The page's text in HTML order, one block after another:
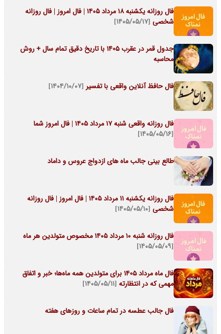
فال روزانه یکشنبه ۱۸ مرداد ۱۴۰۵ | فال امروز | فال روزانه
شخصی [۱۴۰۵/۰۵/۱۷]
جدول قمر در عقرب 1405 با تاریخ دقیق تمام سال + روش
محاسبه
فال حافظ آنلاین واقعی با تفسیر [۱۴۰۴/۱۰/۰۷]
فال روزانه واقعی شنبه ۱۷ مرداد ۱۴۰۵ | فال امروز شما
[۱۴۰۵/۰۵/۱۶]
طالع بینی جالب ماه های ازدواج عروس و داماد
فال روزانه یکشنبه ۱۱ مرداد ۱۴۰۵ | فال امروز | فال روزانه
شخصی [۱۴۰۵/۰۵/۱۰]
فال روزانه شنبه ۱۰ مرداد ۱۴۰۵ مخصوص متولدین هر ماه
[۱۴۰۵/۰۵/۰۹]
فال ماه مرداد 1405 برای متولدین همه ماه‌ها؛ خبر و اتفاق
مهمی که در انتظارته [۱۴۰۵/۰۵/۱۱]
فال جالب عطسه در تمام ساعات و روزهای هفته